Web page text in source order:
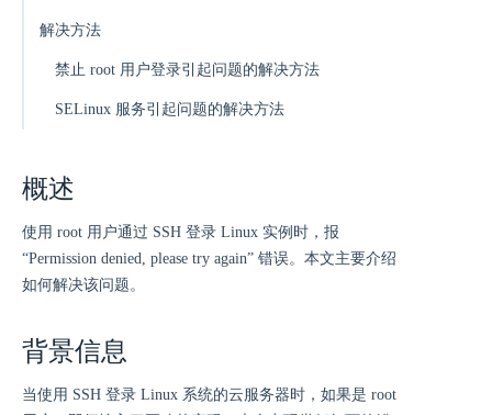
解决方法
禁止 root 用户登录引起问题的解决方法
SELinux 服务引起问题的解决方法
概述
使用 root 用户通过 SSH 登录 Linux 实例时，报
“Permission denied, please try again” 错误。本文主要介绍
如何解决该问题。
背景信息
当使用 SSH 登录 Linux 系统的云服务器时，如果是 root